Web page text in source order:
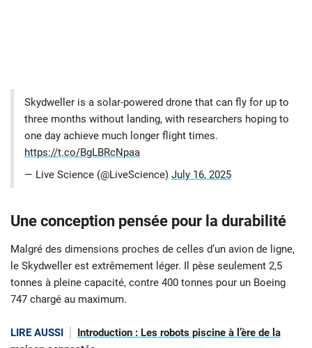
Skydweller is a solar-powered drone that can fly for up to
three months without landing, with researchers hoping to
one day achieve much longer flight times.
https://t.co/BgLBRcNpaa
— Live Science (@LiveScience) July 16, 2025
Une conception pensée pour la durabilité
Malgré des dimensions proches de celles d’un avion de ligne,
le Skydweller est extrêmement léger. Il pèse seulement 2,5
tonnes à pleine capacité, contre 400 tonnes pour un Boeing
747 chargé au maximum.
LIRE AUSSI
Introduction : Les robots piscine à l’ère de la